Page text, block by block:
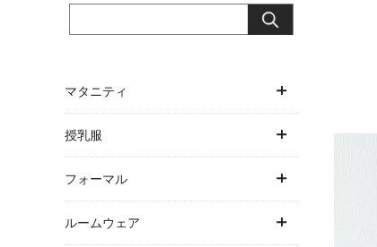
マタニティ
ワンピース
トップス
ボトムス
授乳服
ワンピース
トップス
フォーマル
ワンピース・ドレス
ルームウェア